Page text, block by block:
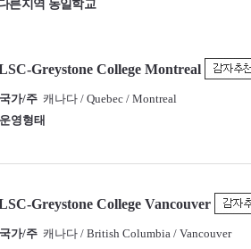
른지역 동일학교
Greystone College Montreal
국가/주 캐나다 / Quebec / Montreal
운영형태
Greystone College Vancouver
국가/주 캐나다 / British Columbia / Vancouver